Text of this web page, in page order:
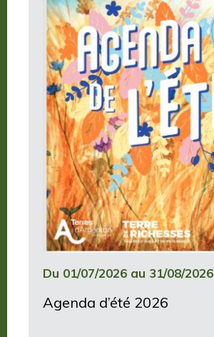
Du 01/07/2026 au 31/08/2026
Agenda d’été 2026